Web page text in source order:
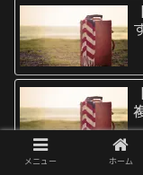
メニュー ホーム